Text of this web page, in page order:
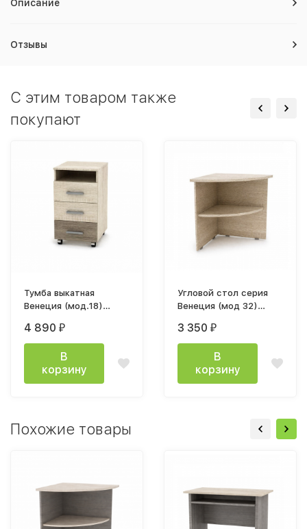
Описание
Отзывы
C этим товаром также
покупают
Тумба выкатная
Венеция (мод.18)
сонома светлый / дуб
сонома темный
4 890 ₽
В
корзину
Угловой стол серия
Венеция (мод 32)
сонома светлый
3 350 ₽
В
корзину
Похожие товары